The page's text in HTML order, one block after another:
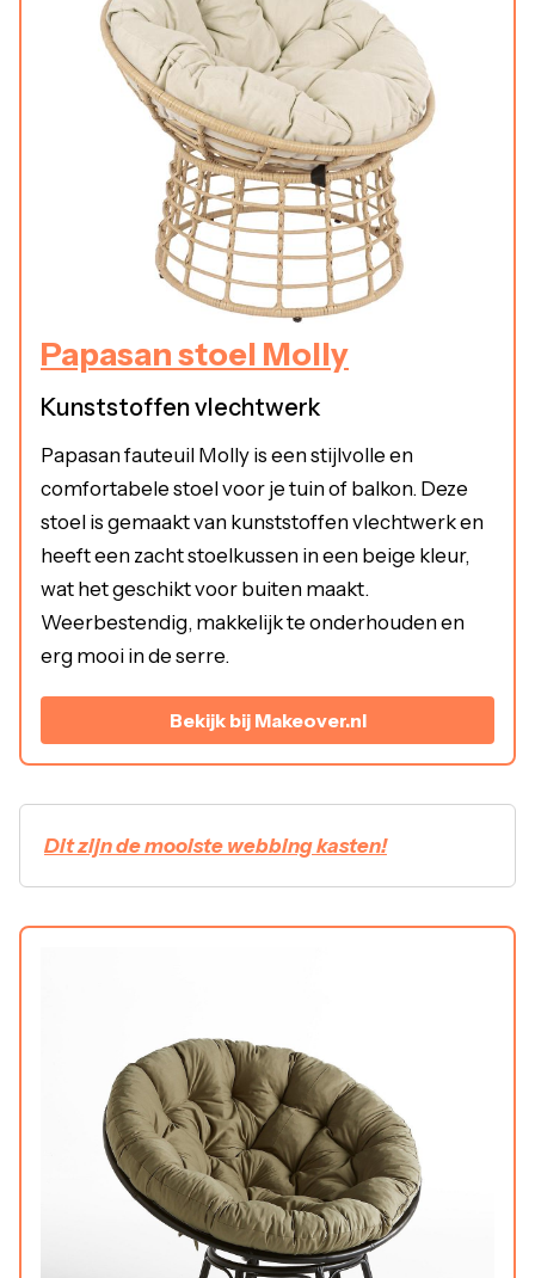
Papasan stoel Molly
Kunststoffen vlechtwerk
Papasan fauteuil Molly is een stijlvolle en
comfortabele stoel voor je tuin of balkon. Deze
stoel is gemaakt van kunststoffen vlechtwerk en
heeft een zacht stoelkussen in een beige kleur,
wat het geschikt voor buiten maakt.
Weerbestendig, makkelijk te onderhouden en
erg mooi in de serre.
Bekijk bij Makeover.nl
Dit zijn de mooiste webbing kasten!